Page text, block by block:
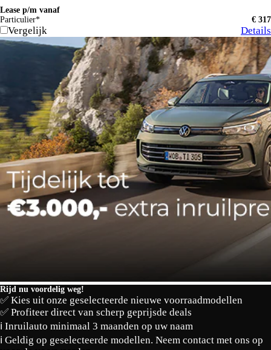
Lease p/m vanaf
Particulier*
€ 317
Vergelijk Details
Rijd nu voordelig weg!
✅ Kies uit onze geselecteerde nieuwe voorraadmodellen
✅ Profiteer direct van scherp geprijsde deals
ℹ️ Inruilauto minimaal 3 maanden op uw naam
ℹ️ Geldig op geselecteerde modellen. Neem contact met ons op